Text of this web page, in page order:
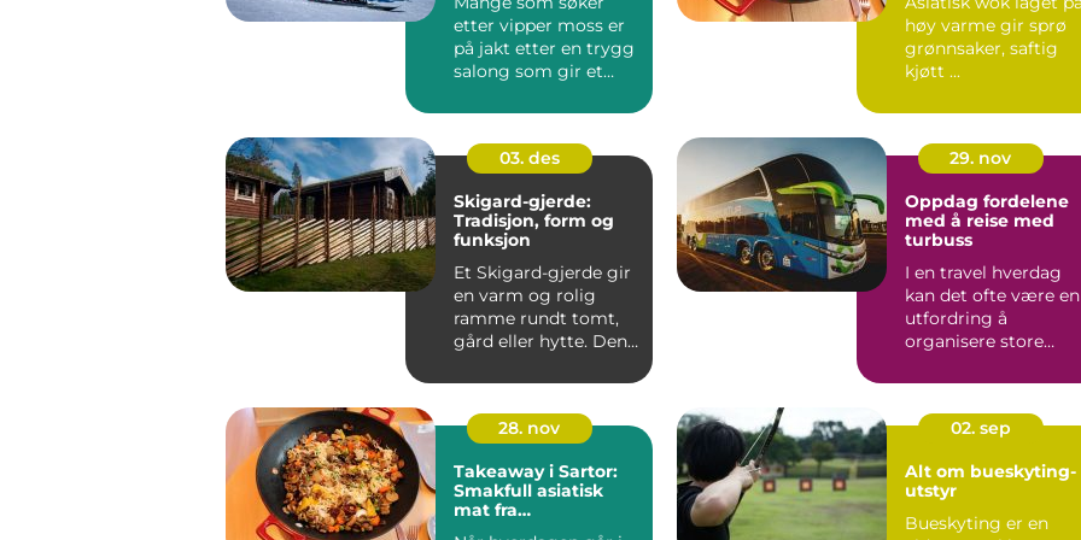
etter vipper moss er
på jakt etter en trygg
salong som gir et
s...
høy varme gir sprø
grønnsaker, saftig
kjøtt ...
03. des
Skigard-gjerde:
Tradisjon, form og
funksjon
Et Skigard-gjerde gir
en varm og rolig
ramme rundt tomt,
gård eller hytte. Den
29. nov
Oppdag fordelene
med å reise med
turbuss
I en travel hverdag
kan det ofte være en
utfordring å
organisere store
28. nov
Takeaway i Sartor:
Smakfull asiatisk
mat fra
02. sep
Alt om bueskyting-
utstyr
Bueskyting er en